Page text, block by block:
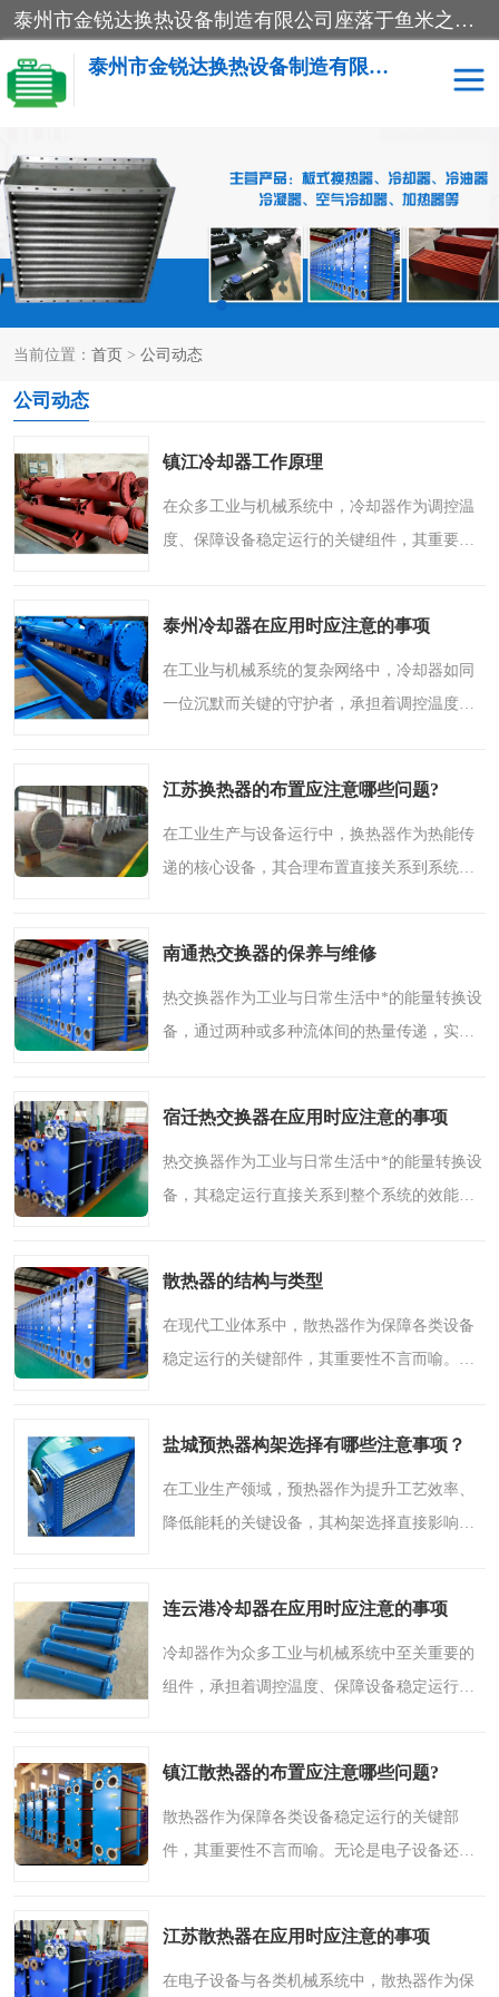
泰州市金锐达换热设备制造有限公司座落于鱼米之乡、祥泰之州一江苏泰州。是一家多年从事换热设备研究、设计、制造、销售、服务于一体的生产企业。
泰州市金锐达换热设备制造有限公司
当前位置： 首页 > 公司动态
公司动态
镇江冷却器工作原理
在众多工业与机械系统中，冷却器作为调控温
度、保障设备稳定运行的关键组件，其重要性
探讨冷却器的工作原..
泰州冷却器在应用时应注意的事项
在工业与机械系统的复杂网络中，冷却器如同
一位沉默而关键的守护者，承担着调控温度、
刻理解每一台冷却器..
江苏换热器的布置应注意哪些问题?
在工业生产与设备运行中，换热器作为热能传
递的核心设备，其合理布置直接关系到系统效
艺需求都具有一定特..
南通热交换器的保养与维修
热交换器作为工业与日常生活中*的能量转换设
备，通过两种或多种流体间的热量传递，实现
产量；在空调制冷领..
宿迁热交换器在应用时应注意的事项
热交换器作为工业与日常生活中*的能量转换设
备，其稳定运行直接关系到整个系统的效能与
行业经验，探讨热交..
散热器的结构与类型
在现代工业体系中，散热器作为保障各类设备
稳定运行的关键部件，其重要性不言而喻。无
妙的结构设计与多样..
盐城预热器构架选择有哪些注意事项？
在工业生产领域，预热器作为提升工艺效率、
降低能耗的关键设备，其构架选择直接影响着
择合适的预热器构架..
连云港冷却器在应用时应注意的事项
冷却器作为众多工业与机械系统中至关重要的
组件，承担着调控温度、保障设备稳定运行的
其使用寿命。本文将..
镇江散热器的布置应注意哪些问题?
散热器作为保障各类设备稳定运行的关键部
件，其重要性不言而喻。无论是电子设备还是
点，散热器的布置更需要..
江苏散热器在应用时应注意的事项
在电子设备与各类机械系统中，散热器作为保
冷却器 换热器
散热器 预热器
热交换器